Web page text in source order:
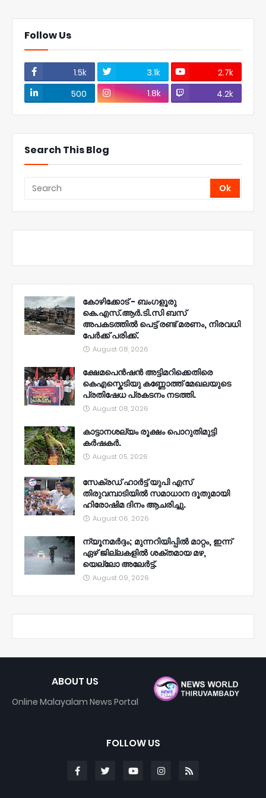
Follow Us
1.5k 3.1k
2.7k
500
1.8k 4.2k
Search This Blog
കോഴിക്കോട് - ബംഗളൂരു
കെ.എസ്.ആർ.ടി.സി ബസ്
അപകടത്തിൽ പെട്ട് രണ്ട് മരണം, നിരവധി
പേർക്ക് പരിക്ക്.
August 08, 2026
ക്ഷേമപെൻഷൻ അട്ടിമറിക്കെതിരെ
കെഎസ്കെടിയു കണ്ണോത്ത് മേഖലയുടെ
പ്രതിഷേധ പ്രകടനം നടത്തി.
August 08, 2026
കാട്ടാനശല്യം രൂക്ഷം പൊറുതിമുട്ടി
കർഷകർ.
August 05, 2026
സേക്രഡ് ഹാർട്ട് യുപി എസ്
തിരുവമ്പാടിയിൽ സമാധാന ദൂതുമായി
ഹിരോഷിമ ദിനം ആചരിച്ചു.
August 06, 2026
ന്യൂനമര്‍ദ്ദം; മുന്നറിയിപ്പില്‍ മാറ്റം, ഇന്ന്
ഏഴ് ജില്ലകളില്‍ ശക്തമായ മഴ,
യെല്ലോ അലേര്‍ട്ട്.
August 09, 2026
ABOUT US
Online Malayalam News Portal
FOLLOW US